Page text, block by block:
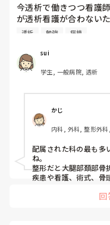
今透析で働きつつ看護
が透析看護が合わない
が病棟経験ないために
透析 勉強 病棟
sui
学生, 一般病院, 透析
かじ
内科, 外科, 整形外
配属された科の最も多
ね。
整形だと大腿部頚部骨
疾患や看護、術式、骨
回